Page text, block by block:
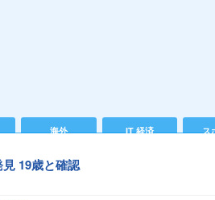
海外 IT 経済 ス
19歳と確認